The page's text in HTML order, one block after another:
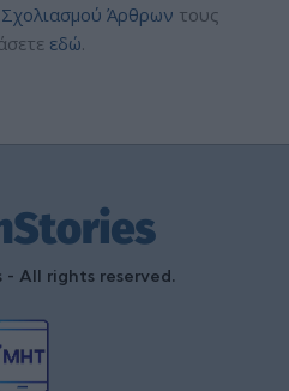
Άρθρων τους
εδώ.
All rights reserved.